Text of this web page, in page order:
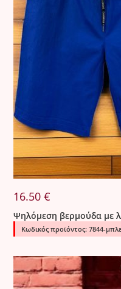
16.50€
Ψηλόμεση βερμούδα με
Κωδικός προϊόντος: 7844-μπλε